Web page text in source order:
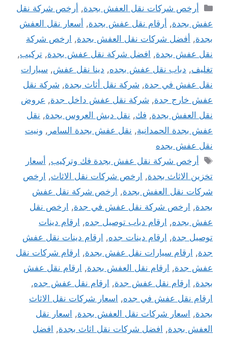
التصنيفات
أرخص شركات نقل العفش بجدة, أرخص شركة نقل
عفش بجدة, أرقام نقل عفش بجدة, أسعار نقل العفش
بجدة, أفضل شركات نقل العفش بجدة, ارخص شركة
نقل عفش بجدة, افضل شركة نقل عفش بجدة, تركيب,
تغليف, دباب نقل عفش بجده, دينا نقل عفش, سيارات
نقل عفش في جدة, شركة نقل أثاث بجدة, شركة نقل
عفش خارج جدة, شركة نقل عفش داخل جدة, عروض
نقل العفش بجدة, فك, نقل دبش العروس بجدة, نقل
عفش بجدة الحمدانية, نقل عفش بجدة السامر , ونيت
نقل عفش بجده
الوسوم
أرخص شركة نقل عفش بجدة فك وتركيب, أسعار
تخزين الاثاث بجدة, ارخص شركات نقل الاثاث, ارخص
شركات نقل العفش بجدة, ارخص شركة نقل عفش
بجدة, ارخص شركة نقل عفش في جدة, ارخص نقل
عفش بجده, ارقام دباب توصيل جده, ارقام دينات
توصيل جدة, ارقام دينات جده, ارقام دينات نقل عفش
جدة, ارقام سيارات نقل عفش بجدة, ارقام شركات نقل
عفش جدة, ارقام نقل العفش بجدة, ارقام نقل عفش
بجدة, ارقام نقل عفش جدة, ارقام نقل عفش جده,
ارقام نقل عفش في جده, اسعار شركات نقل الاثاث
بجدة, اسعار شركات نقل العفش بجدة, اسعار نقل
العفش بجدة, افضل شركات نقل اثاث بجدة, افضل